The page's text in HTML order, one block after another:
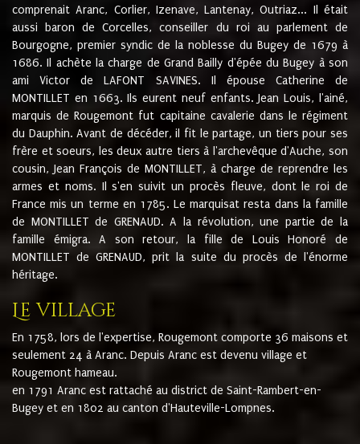
comprenait Aranc, Corlier, Izenave, Lantenay, Outriaz... Il était
aussi baron de Corcelles, conseiller du roi au parlement de
Bourgogne, premier syndic de la noblesse du Bugey de 1679 à
1686. Il achète la charge de Grand Bailly d'épée du Bugey à son
ami Victor de LAFONT SAVINES. Il épouse Catherine de
MONTILLET en 1663. Ils eurent neuf enfants. Jean Louis, l'ainé,
marquis de Rougemont fut capitaine cavalerie dans le régiment
du Dauphin. Avant de décéder, il fit le partage, un tiers pour ses
frère et soeurs, les deux autre tiers à l'archevêque d'Auche, son
cousin, Jean François de MONTILLET, à charge de reprendre les
armes et noms. Il s'en suivit un procès fleuve, dont le roi de
France mis un terme en 1785. Le marquisat resta dans la famille
de MONTILLET de GRENAUD. A la révolution, une partie de la
famille émigra. A son retour, la fille de Louis Honoré de
MONTILLET de GRENAUD, prit la suite du procès de l'énorme
héritage.
Le village
En 1758, lors de l'expertise, Rougemont comporte 36 maisons et
seulement 24 à Aranc. Depuis Aranc est devenu village et
Rougemont hameau.
en 1791 Aranc est rattaché au district de Saint-Rambert-en-
Bugey et en 1802 au canton d'Hauteville-Lompnes.